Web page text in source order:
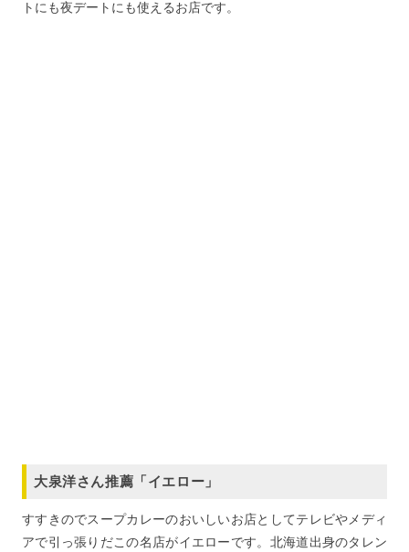
トにも夜デートにも使えるお店です。
大泉洋さん推薦「イエロー」
すすきのでスープカレーのおいしいお店としてテレビやメディ
アで引っ張りだこの名店がイエローです。北海道出身のタレン